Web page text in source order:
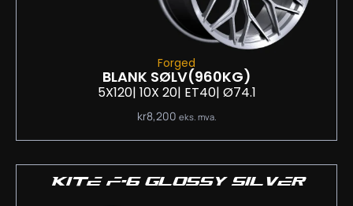
Forged
BLANK SØLV(960KG)
5X120| 10X 20| ET40| Ø74.1
kr8,200 eks. mva.
KITE F-6 GLOSSY SILVER